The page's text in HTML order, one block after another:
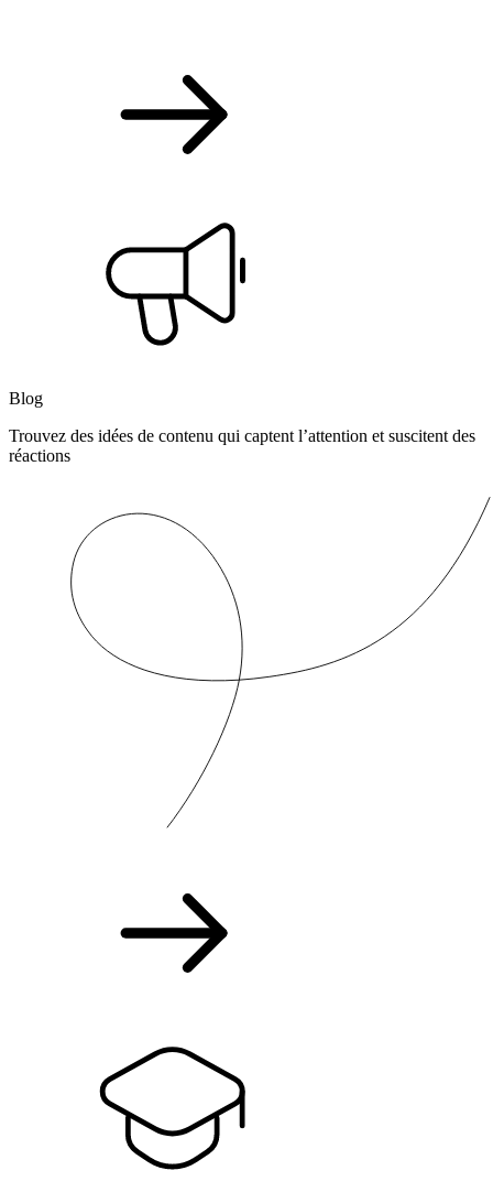
Blog
Trouvez des idées de contenu qui captent l’attention et suscitent des
réactions